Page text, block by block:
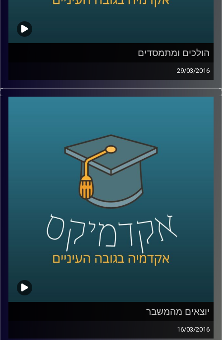
הולכים ומתמסדים
29/03/2016
ראש החוג למדיניות ציבורית באוניברסיטת תל
בה, ובעצם על חיי היומיום של כולנו: בריאות,
חינוך, פנסיה, דיור, אבטלה. שני תחומי ענק
מעניינים המושפעים משינויים במבנה המוסדי
הם מעמד הביניים ואנרגיות מתחדשות
AudioVersity
יוצאים מהמשבר
16/03/2016